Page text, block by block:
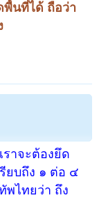
พื้นที่ได้ ถือว่า
ราจะต้องยึด
ยบถึง ๑ ต่อ ๔
พไทยว่า ถึง